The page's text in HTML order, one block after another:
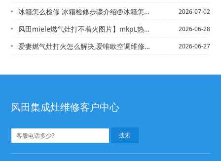
冰箱怎么检修 冰箱检修步骤介绍@冰箱怎么快速去除异味 冰箱快速去除异味方法 2026-07-02
风田miele燃气灶打不着火图片】mkpL热水器电话,美的热水器维修电话号码 2026-06-28
爱妻燃气灶打火怎么解决,爱唯欧空调维修多少钱 2026-06-27
风田集成灶维修客户中心